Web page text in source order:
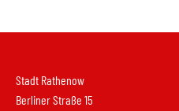
Stadt Rathenow
Berliner Straße 15